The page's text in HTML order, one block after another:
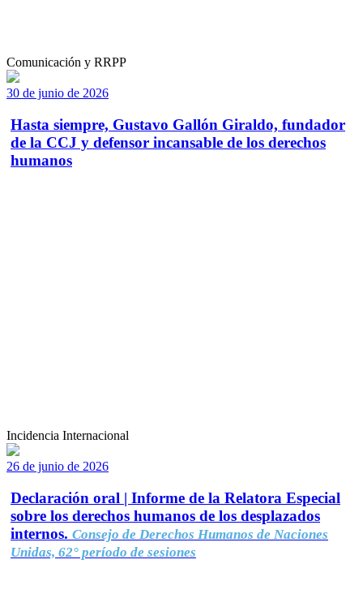
Comunicación y RRPP
30 de junio de 2026
Hasta siempre, Gustavo Gallón Giraldo, fundador
de la CCJ y defensor incansable de los derechos
humanos
Incidencia Internacional
26 de junio de 2026
Declaración oral | Informe de la Relatora Especial
sobre los derechos humanos de los desplazados
internos. Consejo de Derechos Humanos de Naciones
Unidas, 62° período de sesiones